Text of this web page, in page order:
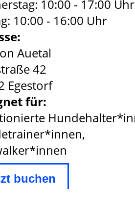
10:00 - 17:00 Uhr
10:00 - 16:00 Uhr
Auetal
42
Egestorf
für:
buchen